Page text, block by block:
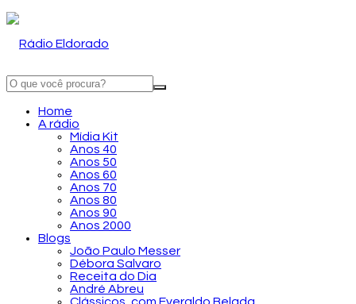
Home
A rádio
Mídia Kit
Anos 40
Anos 50
Anos 60
Anos 70
Anos 80
Anos 90
Anos 2000
Blogs
João Paulo Messer
Débora Salvaro
Receita do Dia
André Abreu
Clássicos, com Everaldo Belada